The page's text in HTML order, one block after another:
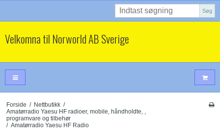
Søg
Velkomna til Norworld AB Sverige
Forside / Nettbutikk /
Amatørradio Yaesu HF radioer, mobile, håndholdte, ,
programvare og tilbehør
/ Amatørradio Yaesu HF Radio